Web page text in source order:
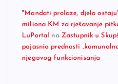
"Mandati prolaze, djela
miliona KM za rješavanje
LuPortal na Zastupnik u
pojasnio prednosti
njegovog funkcionisanja